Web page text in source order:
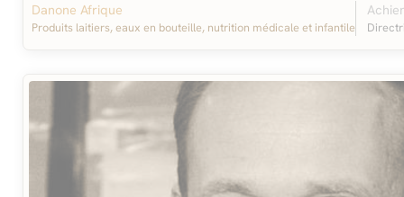
Danone Afrique
Produits laitiers, eaux en bouteille, nutrition médicale et infantile